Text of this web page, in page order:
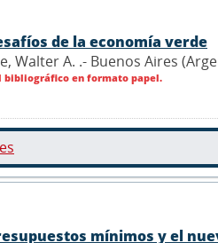
de la economía verde
Walter A. .- Buenos Aires
bibliográfico en formato papel.
mínimos y el